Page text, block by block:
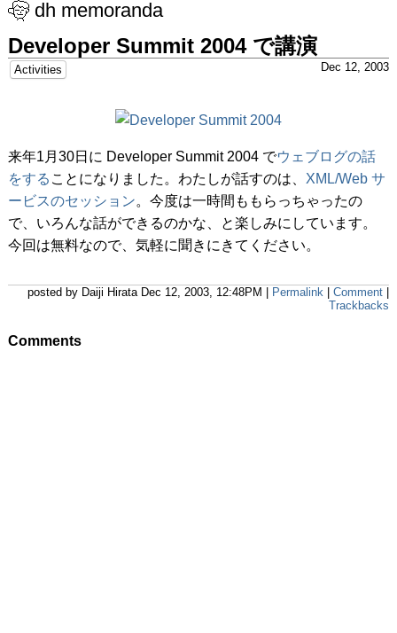
dh memoranda
Developer Summit 2004 で講演
Dec 12, 2003
Activities
来年1月30日に Developer Summit 2004 でウェブログの話
をする ことになりました。わたしが話すのは、 XML/Web サ
ービスのセッション。今度は一時間ももらっちゃったの
で、いろんな話ができるのかな、と楽しみにしています。
今回は無料なので、気軽に聞きにきてください。
posted by Daiji Hirata Dec 12, 2003, 12:48PM | Permalink Comment
Trackbacks
Comments